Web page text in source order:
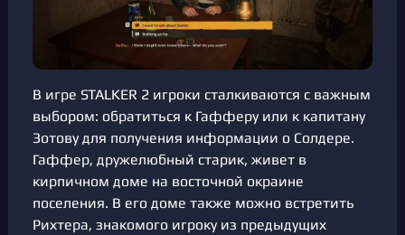
В игре STALKER 2 игроки сталкиваются с важным
выбором: обратиться к Гафферу или к капитану
Зотову для получения информации о Солдере.
Гаффер, дружелюбный старик, живет в
кирпичном доме на восточной окраине
поселения. В его доме также можно встретить
Рихтера, знакомого игроку из предыдущих